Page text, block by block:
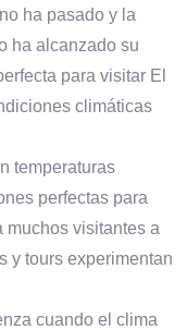
ha pasado y la
ha alcanzado su
para visitar El
climáticas
temperaturas
perfectas para
muchos visitantes a
y tours experimentan
cuando el clima